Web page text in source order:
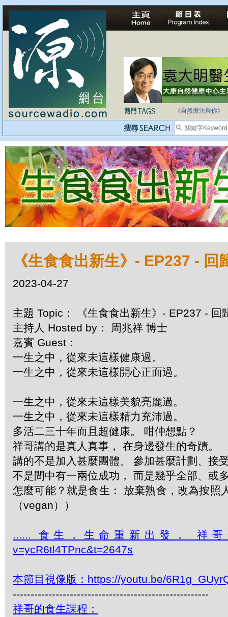
法治社會並不等同
自家教育合法化-
《自然療法與你》
《生食食出新生》- EP237 -
2023-04-27
主題 Topic： 《生食食出新生》- EP237 - 回
主持人 Hosted by： 周兆祥 博士
嘉賓 Guest：
一生之中，從來未這樣健康過。
一生之中，從來未這樣開心正面過。
一生之中，從來未這樣美貌亮麗過。
一生之中，從來未這樣精力充沛過。
多活二三十年而且超健康。 咁仲想點？
祥哥講的是真人真事， 在身邊發生的奇蹟。
講的不是加入甚麼團體、 參加甚麼計劃、接
不是間中有一兩位成功， 而是幾乎全部、或
怎麼可能？就是食生： 放棄熟食，改為按照
（vegan））
...... 食生，生命重新出發， 祥哥介
v=ycR6tl4TPnc&t=2647s
本節目視像版：https://youtu.be/
-------------------------------------------------------
祥哥的食生課程：